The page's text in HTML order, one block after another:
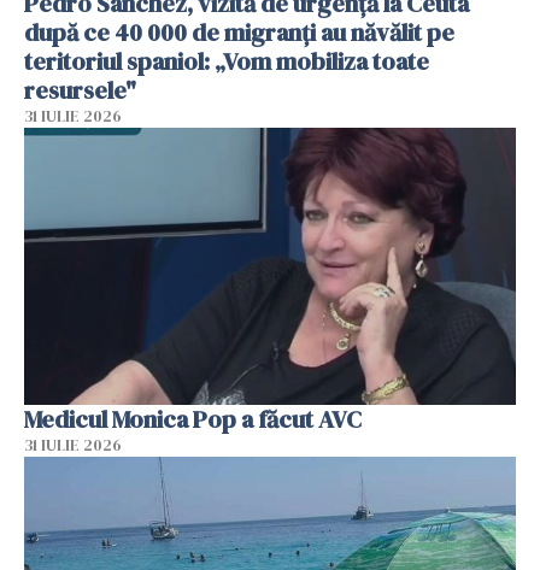
după ce 40 000 de migranți au năvălit pe
teritoriul spaniol: „Vom mobiliza toate
resursele"
31 IULIE 2026
Medicul Monica Pop a făcut AVC
31 IULIE 2026